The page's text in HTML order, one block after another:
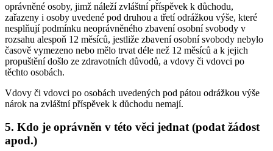
oprávněné osoby, jimž náleží zvláštní příspěvek k důchodu,
zařazeny i osoby uvedené pod druhou a třetí odrážkou výše, které
nesplňují podmínku neoprávněného zbavení osobní svobody v
rozsahu alespoň 12 měsíců, jestliže zbavení osobní svobody nebylo
časově vymezeno nebo mělo trvat déle než 12 měsíců a k jejich
propuštění došlo ze zdravotních důvodů, a vdovy či vdovci po
těchto osobách.
Vdovy či vdovci po osobách uvedených pod pátou odrážkou výše
nárok na zvláštní příspěvek k důchodu nemají.
5. Kdo je oprávněn v této věci jednat (podat žádost
apod.)